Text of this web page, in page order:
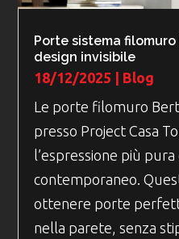
Porte sistema
design invisibile
18/12/2025 | Blog
Le porte filomuro
presso Project Casa
l’espressione più
contemporaneo.
ottenere porte
nella parete, senza